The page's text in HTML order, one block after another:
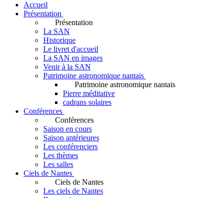
Accueil
Présentation
Présentation
La SAN
Historique
Le livret d'accueil
La SAN en images
Venir à la SAN
Patrimoine astronomique nantais
Patrimoine astronomique nantais
Pierre méditative
cadrans solaires
Conférences
Conférences
Saison en cours
Saison antérieures
Les conférenciers
Les thèmes
Les salles
Ciels de Nantes
Ciels de Nantes
Les ciels de Nantes